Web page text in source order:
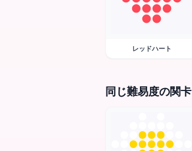
レッドハート
同じ難易度の関卡